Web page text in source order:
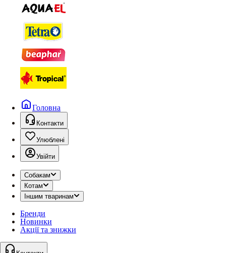
Головна
Контакти
Улюблені
Увійти
Собакам
Котам
Іншим тваринам
Бренди
Новинки
Акції та знижки